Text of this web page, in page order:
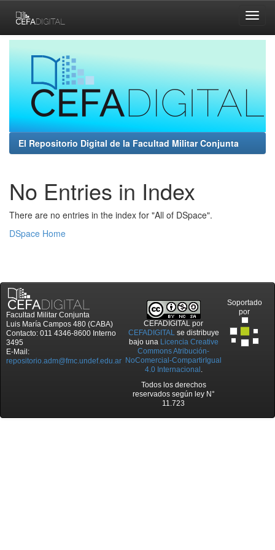
navigation
El Repositorio Digital de la Facultad Militar Conjunta
No Entries in Index
There are no entries in the index for "All of DSpace".
DSpace Home
Facultad Militar Conjunta
Luis María Campos 480 (CABA)
Contacto: 011 4346-8600 Interno
3495
E-Mail:
repositorio.adm@fmc.undef.edu.ar
CEFADIGITAL por
CEFADIGITALse distribuye
bajo una Licencia Creative
Commons Atribución-
NoComercial-CompartirIgual
4.0 Internacional .
Todos los derechos
reservados según ley N°
11.723
Soportado
por